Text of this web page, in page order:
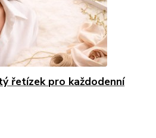
řetízek pro každodenní